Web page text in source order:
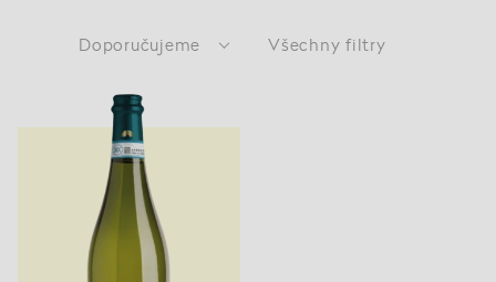
Doporučujeme Všechny filtry